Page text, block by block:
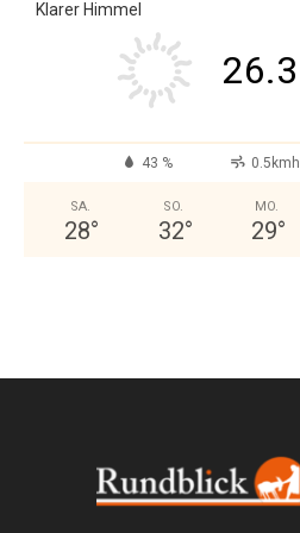
Klarer Himmel
26.3
43 % 0.5kmh
SA.
28°
SO.
32°
MO.
29°